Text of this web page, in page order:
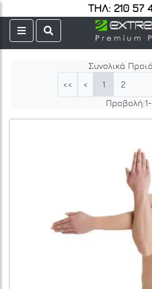
ΤΗΛ: 210 57
Συνολικά
<<
< 1 2
Προβολή:1-